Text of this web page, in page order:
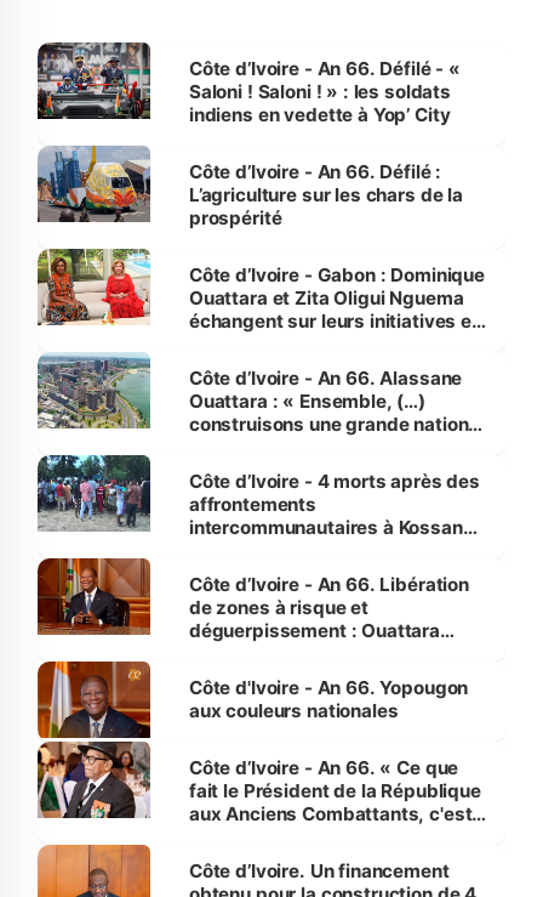
Côte d’Ivoire - An 66. Défilé - «
Saloni ! Saloni ! » : les soldats
indiens en vedette à Yop’ City
Côte d’Ivoire - An 66. Défilé :
L’agriculture sur les chars de la
prospérité
Côte d’Ivoire - Gabon : Dominique
Ouattara et Zita Oligui Nguema
échangent sur leurs initiatives en
enfants
Côte d’Ivoire - An 66. Alassane
Ouattara : « Ensemble, (…)
construisons une grande nation
générations futures »
Côte d’Ivoire - 4 morts après des
affrontements
intercommunautaires à Kossandji
milieu des sinistrés
Côte d’Ivoire - An 66. Libération
de zones à risque et
déguerpissement : Ouattara
l'Etat de droit pour préserver les
vies humaines »
Côte d'Ivoire - An 66. Yopougon
aux couleurs nationales
Côte d’Ivoire - An 66. « Ce que
fait le Président de la République
aux Anciens Combattants, c'est
Côte d’Ivoire. Un financement